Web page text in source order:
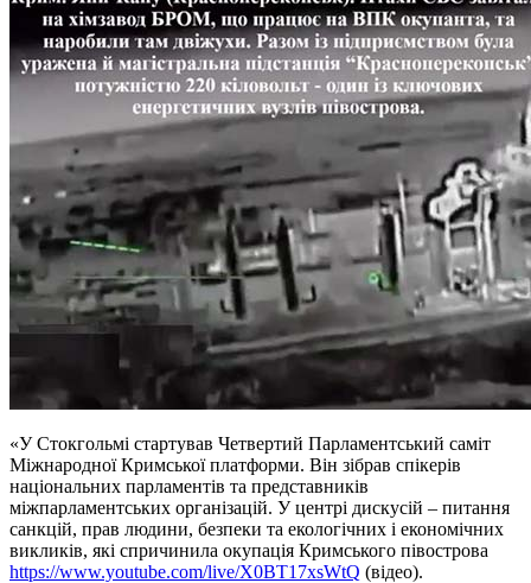
«У Стокгольмі стартував Четвертий Парламентський саміт
Міжнародної Кримської платформи. Він зібрав спікерів
національних парламентів та представників
міжпарламентських організацій. У центрі дискусій – питання
санкцій, прав людини, безпеки та екологічних і економічних
викликів, які спричинила окупація Кримського півострова
https://www.youtube.com/live/X0BT17xsWtQ (відео).